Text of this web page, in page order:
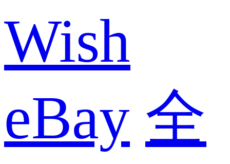
Wish
eBay 全